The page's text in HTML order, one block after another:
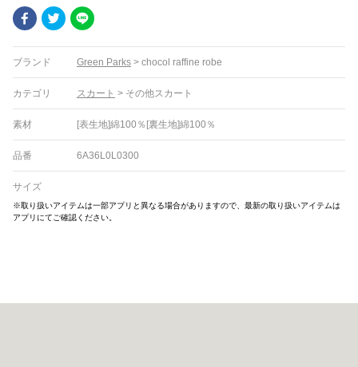
FacebookTwitter
ブランド Green Parks > chocol raffine robe
カテゴリ スカート > その他スカート
素材 [表生地]綿100％[裏生地]綿100％
品番 6A36L0L0300
サイズ
※取り扱いアイテムは一部アプリと異なる場合がありますので、最新の取り扱いアイテムは
アプリにてご確認ください。